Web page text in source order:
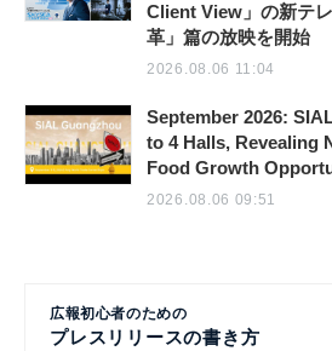
Client View」の新テ
革」篇の放映を開始
2026.08.06 11:04
September 2026:
to 4 Halls, Revealing
Food Growth
2026.08.06 09:51
広報初心者のための
プレスリリースの書き方